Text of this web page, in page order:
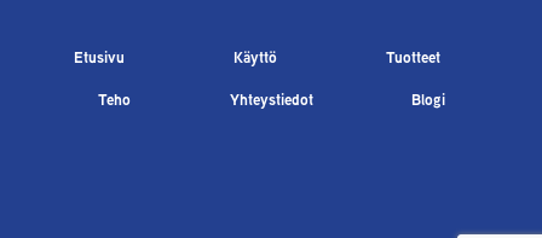
Etusivu Käyttö
Tuotteet
Teho
Yhteystiedot Blogi